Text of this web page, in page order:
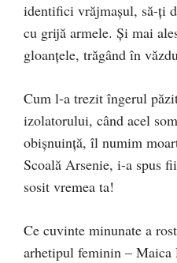
identifici vrăjmașul, să-ți
cu grijă armele. Și mai
gloanțele, trăgând în
Cum l-a trezit îngerul
izolatorului, când acel
obișnuință, îl numim
Scoală Arsenie, i-a spus
sosit vremea ta!
Ce cuvinte minunate a
arhetipul feminin –